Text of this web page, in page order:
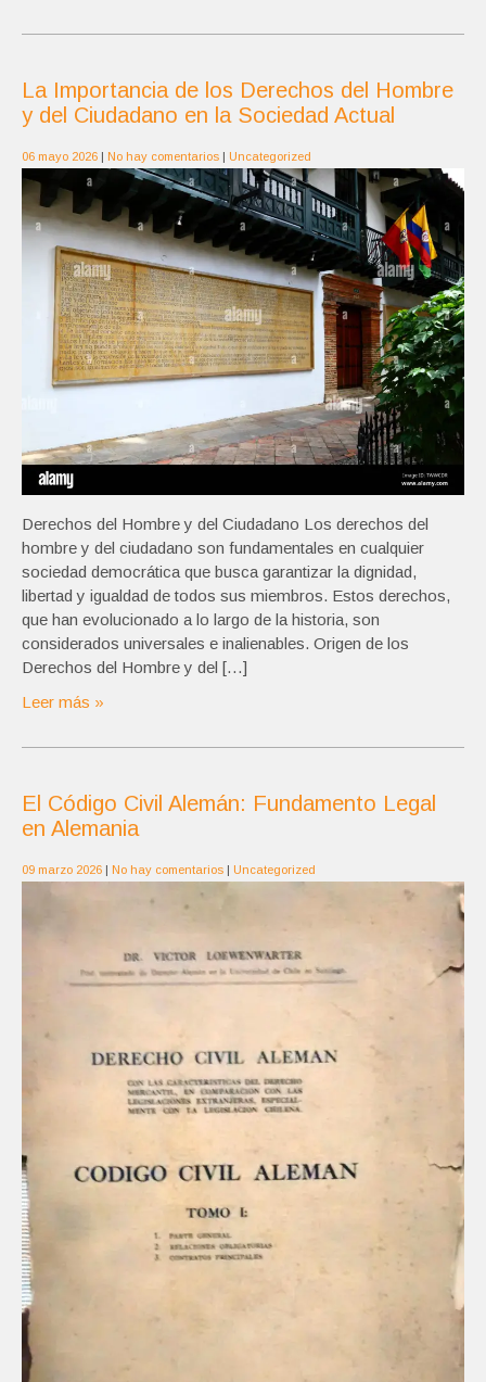
La Importancia de los Derechos del Hombre
y del Ciudadano en la Sociedad Actual
06 mayo 2026 No hay comentarios Uncategorized
Derechos del Hombre y del Ciudadano Los derechos del
hombre y del ciudadano son fundamentales en cualquier
sociedad democrática que busca garantizar la dignidad,
libertad y igualdad de todos sus miembros. Estos derechos,
que han evolucionado a lo largo de la historia, son
considerados universales e inalienables. Origen de los
Derechos del Hombre y del […]
Leer más »
El Código Civil Alemán: Fundamento Legal
en Alemania
09 marzo 2026 | No hay comentarios | Uncategorized